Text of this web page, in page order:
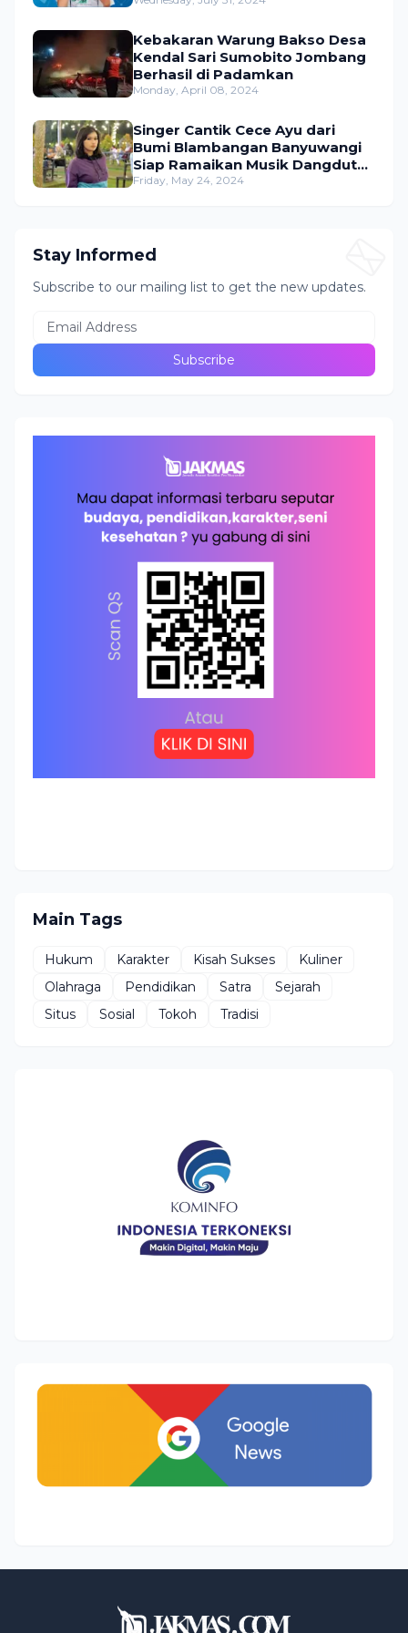
Kebakaran Warung Bakso Desa
Kendal Sari Sumobito Jombang
Berhasil di Padamkan
Monday, April 08, 2024
Singer Cantik Cece Ayu dari
Bumi Blambangan Banyuwangi
Siap Ramaikan Musik Dangdut
Indonesia
Friday, May 24, 2024
Stay Informed
Subscribe to our mailing list to get the new updates.
Main Tags
Hukum Karakter Kisah Sukses
Kuliner
Olahraga
Pendidikan Satra
Sejarah
Situs
Sosial Tokoh Tradisi